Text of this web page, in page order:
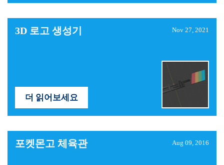
3D 로고 생성기 Nov 27, 2021
더 읽어보세요
포켓몬고 체육관 Aug 09, 2016